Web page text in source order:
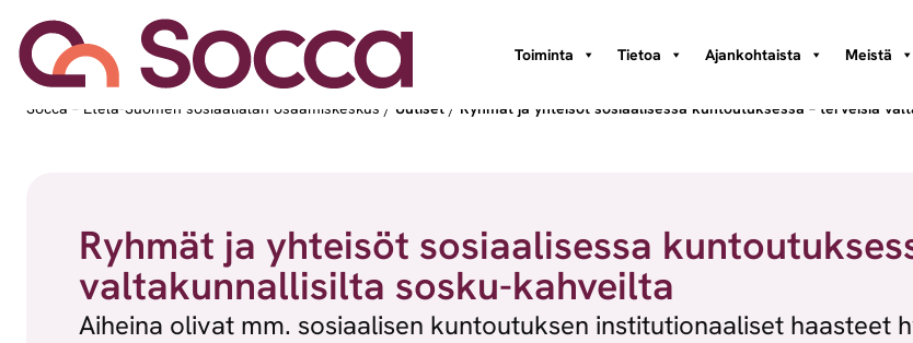
Siirry sisältöön
Toiminta Tietoa Ajankohtaista Meistä
Socca – Etelä-Suomen sosiaalialan osaamiskeskus / Uutiset / Ryhmät ja yhteisöt sosiaalisessa kuntoutuksessa – terveisiä
Ryhmät ja yhteisöt sosiaalisessa
valtakunnallisilta sosku-kahveilta
Aiheina olivat mm. sosiaalisen kuntoutuksen institutionaaliset haasteet